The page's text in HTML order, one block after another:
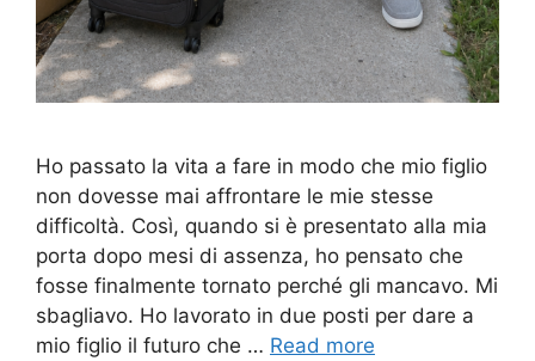
Ho passato la vita a fare in modo che mio figlio
non dovesse mai affrontare le mie stesse
difficoltà. Così, quando si è presentato alla mia
porta dopo mesi di assenza, ho pensato che
fosse finalmente tornato perché gli mancavo. Mi
sbagliavo. Ho lavorato in due posti per dare a
mio figlio il futuro che … Read more